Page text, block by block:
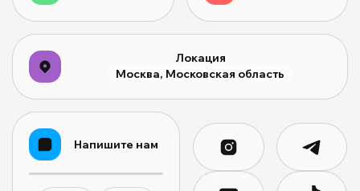
Локация
Москва, Московская область
Напишите нам